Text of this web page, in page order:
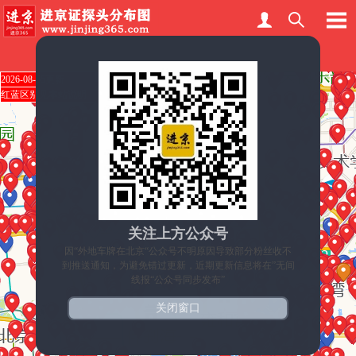
2026-08-05更新
红蓝区别见本站说明
关注上方公众号
因“外地车牌在北京“公众号不明原因导致部分粉丝收不
到推送通知，为避免错过更新，近期更新信息将在”无间
线报“公众号同步发布”
关闭窗口